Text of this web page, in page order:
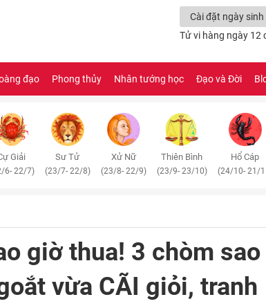
Cài đặt ngày sinh
Tử vi hàng ngày 12
đạo Phong thủy Nhân tướng học Đạo và Đời
Giải
6- 22/7)
Sư Tử
(23/7- 22/8)
Xử Nữ
(23/8- 22/9)
Thiên Bình
(23/9- 23/10)
Hổ Cáp
(24/10- 21/
giờ thua! 3 chòm sao
vừa CÃI giỏi, tranh